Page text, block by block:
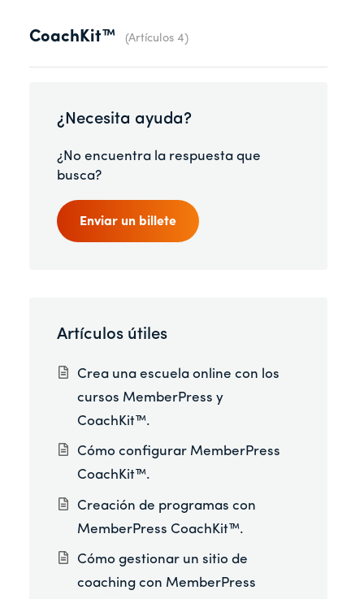
CoachKit™ Artículos 4
¿Necesita ayuda?
¿No encuentra la respuesta que
busca?
Enviar un billete
Artículos útiles
Crea una escuela online con los
cursos MemberPress y
CoachKit™.
Cómo configurar MemberPress
CoachKit™.
Creación de programas con
MemberPress CoachKit™.
Cómo gestionar un sitio de
coaching con MemberPress